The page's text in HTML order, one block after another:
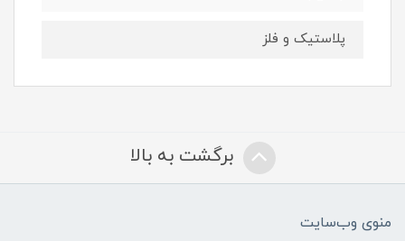
پلاستیک و فلز
برگشت به بالا
منوی وب‌سایت